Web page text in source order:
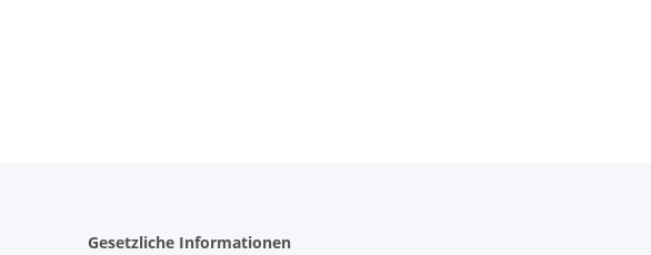
Gesetzliche Informationen